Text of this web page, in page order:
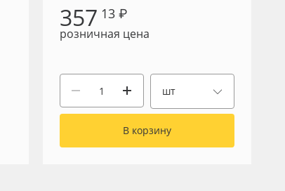
357 13 ₽
розничная цена
шт
В корзину